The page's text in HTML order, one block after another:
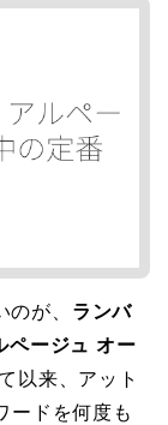
が、 ランバ
ページュ オー
以来、アット
ードを何度も